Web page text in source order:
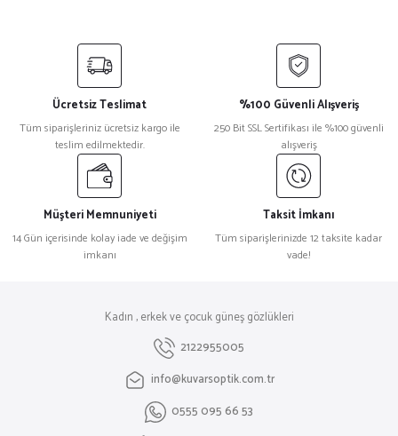
Ücretsiz Teslimat
Tüm siparişleriniz ücretsiz kargo ile
teslim edilmektedir.
%100 Güvenli Alışveriş
250 Bit SSL Sertifikası ile %100 güvenli
alışveriş
Müşteri Memnuniyeti
14 Gün içerisinde kolay iade ve değişim
imkanı
Taksit İmkanı
Tüm siparişlerinizde 12 taksite kadar
vade!
Kadın , erkek ve çocuk güneş gözlükleri
2122955005
info@kuvarsoptik.com.tr
0555 095 66 53